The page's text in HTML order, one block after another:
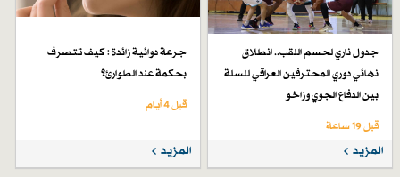
جدول ناري لحسم اللقب.. انطلاق
نهائي دوري المحترفين العراقي للسلة
بين الدفاع الجوي وزاخو
قبل 19 ساعة
المزيد
جرعة دوائية زائدة : كيف تتصرف
بحكمة عند الطوارئ؟
قبل 4 أيام
المزيد